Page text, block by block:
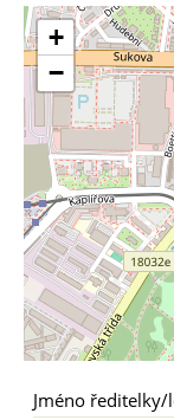
+
−
Jméno ředitelky/